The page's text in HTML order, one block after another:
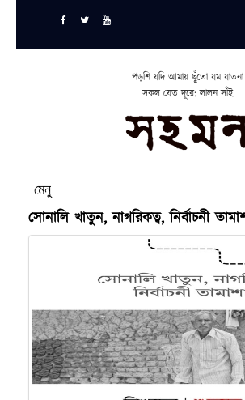
পড়শি যদি আমায় ছুঁতো যম যাতনা
সকল যেত দূরে: লালন সাঁই
মেনু
সোনালি খাতুন, নাগরিকত্ব, নির্বাচনী